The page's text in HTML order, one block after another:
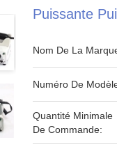
Puissante
Nom De La
Numéro De
Quantité Minimale
De Commande: